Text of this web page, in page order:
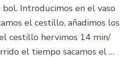
bol. Introducimos en el vaso
el cestillo, añadimos los
cestillo hervimos 14 min/
el tiempo sacamos el …